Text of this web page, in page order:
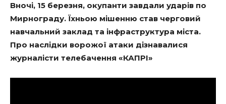
Вночі, 15 березня, окупанти завдали ударів по
Мирнограду. Їхньою мішенню став черговий
навчальний заклад та інфраструктура міста.
Про наслідки ворожої атаки дізнавалися
журналісти телебачення «КАПРІ»